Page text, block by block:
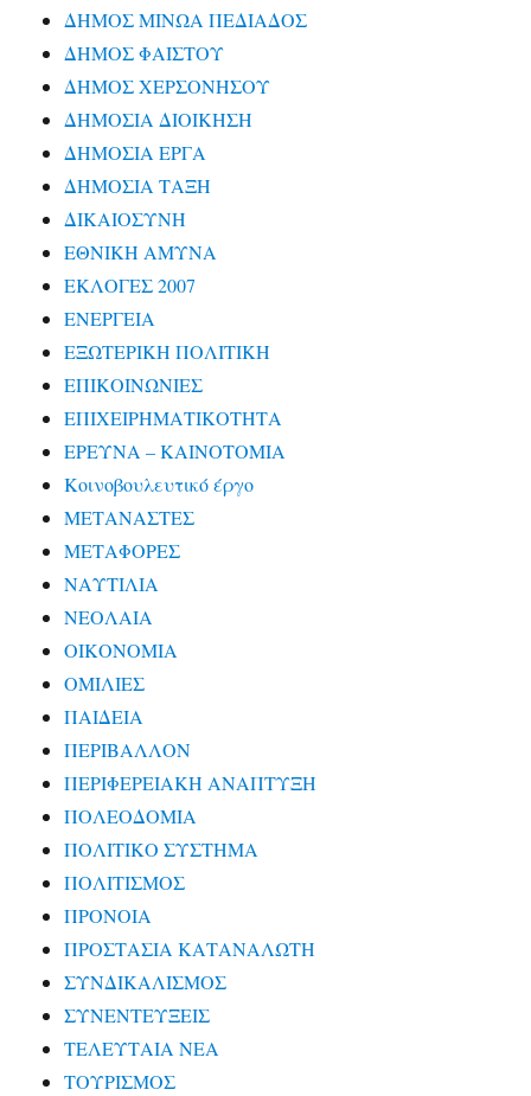
ΔΗΜΟΣ ΜΙΝΩΑ ΠΕΔΙΑΔΟΣ
ΔΗΜΟΣ ΦΑΙΣΤΟΥ
ΔΗΜΟΣ ΧΕΡΣΟΝΗΣΟΥ
ΔΗΜΟΣΙΑ ΔΙΟΙΚΗΣΗ
ΔΗΜΟΣΙΑ ΕΡΓΑ
ΔΗΜΟΣΙΑ ΤΑΞΗ
ΔΙΚΑΙΟΣΥΝΗ
ΕΘΝΙΚΗ ΑΜΥΝΑ
ΕΚΛΟΓΕΣ 2007
ΕΝΕΡΓΕΙΑ
ΕΞΩΤΕΡΙΚΗ ΠΟΛΙΤΙΚΗ
ΕΠΙΚΟΙΝΩΝΙΕΣ
ΕΠΙΧΕΙΡΗΜΑΤΙΚΟΤΗΤΑ
ΕΡΕΥΝΑ – ΚΑΙΝΟΤΟΜΙΑ
Κοινοβουλευτικό έργο
ΜΕΤΑΝΑΣΤΕΣ
ΜΕΤΑΦΟΡΕΣ
ΝΑΥΤΙΛΙΑ
ΝΕΟΛΑΙΑ
ΟΙΚΟΝΟΜΙΑ
ΟΜΙΛΙΕΣ
ΠΑΙΔΕΙΑ
ΠΕΡΙΒΑΛΛΟΝ
ΠΕΡΙΦΕΡΕΙΑΚΗ ΑΝΑΠΤΥΞΗ
ΠΟΛΕΟΔΟΜΙΑ
ΠΟΛΙΤΙΚΟ ΣΥΣΤΗΜΑ
ΠΟΛΙΤΙΣΜΟΣ
ΠΡΟΝΟΙΑ
ΠΡΟΣΤΑΣΙΑ ΚΑΤΑΝΑΛΩΤΗ
ΣΥΝΔΙΚΑΛΙΣΜΟΣ
ΣΥΝΕΝΤΕΥΞΕΙΣ
ΤΕΛΕΥΤΑΙΑ ΝΕΑ
ΤΟΥΡΙΣΜΟΣ